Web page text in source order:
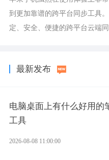
到更加靠谱的跨平台同步工具
定、安全、便捷的跨平台云端
最新发布
电脑桌面上有什么好用的
工具
2026-08-08 11:00:00